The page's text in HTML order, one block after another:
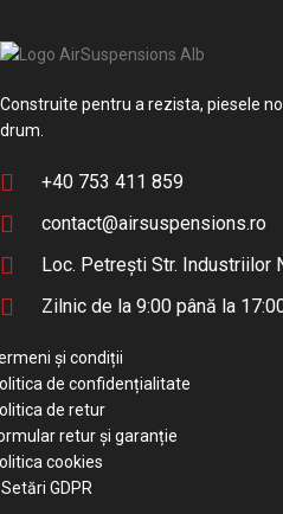
Construite pentru a rezista, piesele
drum.
+40 753 411 859
contact@airsuspensions.ro
Loc. Petrești Str. Industriilor
Zilnic de la 9:00 până la
și condiții
de confidențialitate
de retur
retur și garanție
cookies
GDPR